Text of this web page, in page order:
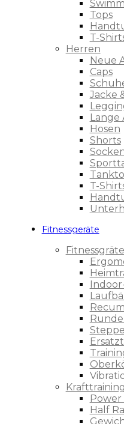
Tops
T-
Herren
Neue
Caps
Jacke
Lange
Hosen
Shorts
T-
Fitnessgeräte
Fitnessgräte
Krafttraining
Power
Half